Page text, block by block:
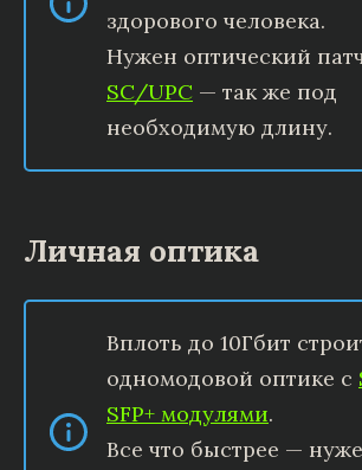
здорового человека.
Нужен оптический
SC/UPC — так же под
необходимую длину.
Личная оптика
Вплоть до 10Гбит
одномодовой оптике с
SFP+ модулями.
Все что быстрее —